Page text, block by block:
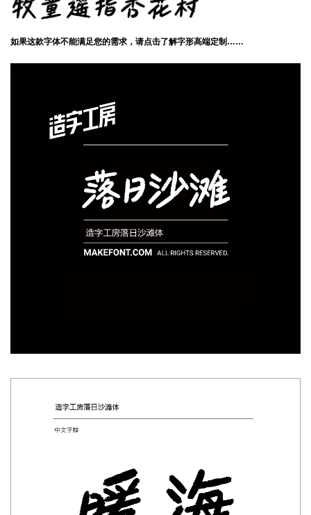
如果这款字体不能满足您的需求，请点击了解字形高端定制……